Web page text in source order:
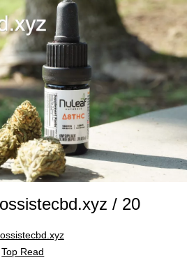
/ 20
Top Read